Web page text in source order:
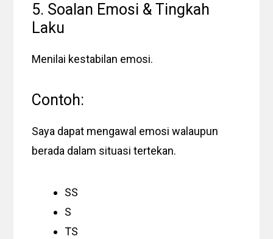
5. Soalan Emosi & Tingkah
Laku
Menilai kestabilan emosi.
Contoh:
Saya dapat mengawal emosi walaupun
berada dalam situasi tertekan.
SS
S
TS